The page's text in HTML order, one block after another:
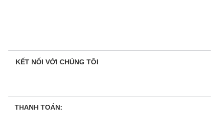
KẾT NỐI VỚI CHÚNG TÔI
THANH TOÁN: